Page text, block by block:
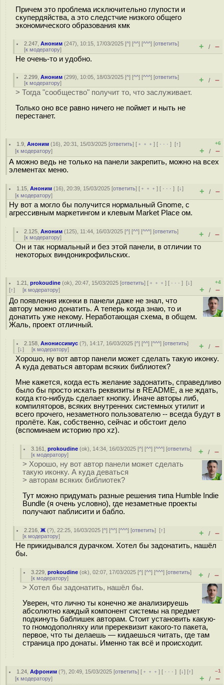
Причем это проблема исключительно глупости и
скупердяйства, а это следстчие низкого общего
экономического образования кмк
2.247 ,Аноним (247), 10:15, 17/03/2025 [^] [^^] [^^^] [ответить]
[к модератору] + / –
Не очень-то и удобно.
2.299 ,Аноним (299), 10:05, 18/03/2025 [^] [^^] [^^^] [ответить]
[к модератору] + / –
> Тогда "сообщество" получит то, что заслуживает.
Только оно все равно ничего не поймет и ныть не
перестанет.
1.9 ,Аноним (16), 20:31, 15/03/2025 [ответить] [ ﹢﹢﹢] [ · · ·][↑]
[к модератору]
+6
+ / –
А можно ведь не только на панели закрепить, можно на всех
элементах меню.
1.15 ,Аноним (16), 20:39, 15/03/2025 [ответить] [ ﹢﹢﹢] [ · · ·][↓]
[к модератору] + / –
Ну вот а могло бы получится нормальный Gnome, с
агрессивным маркетингом и клевым Market Place ом.
2.125 ,Аноним (125), 11:44, 16/03/2025 [^] [^^] [^^^] [ответить]
[к модератору] + / –
Он и так нормальный и без этой панели, в отличии то
некоторых виндоникрофильских.
1.21 ,prokoudine (ok), 20:47, 15/03/2025 [ответить] [ ﹢﹢﹢] [ · · ·][↓]
[↑] [к модератору]
+4
+ / –
До появления иконки в панели даже не знал, что
автору можно донатить. А теперь когда знаю, то и
донатить уже некому. Неработающая схема, в общем.
Жаль, проект отличный.
2.158 ,Анониссимус (?), 14:17, 16/03/2025 [^] [^^] [^^^] [ответить]
[↓] [к модератору] + / –
Хорошо, ну вот автор панели может сделать такую иконку.
А куда деваться авторам всяких библиотек?
Мне кажется, когда есть желание задонатить, справедливо
было бы просто искать реквизиты в README, а не ждать,
когда кто-нибудь сделает кнопку. Иначе авторы либ,
компиляторов, всяких внутренних системных утилит и
всего прочего, незаметного пользователю -- всегда будут в
пролёте. Как, собственно, сейчас и обстоит дело
(вспоминаем историю про xz).
3.161 ,prokoudine (ok), 14:34, 16/03/2025 [^] [^^] [^^^] [ответить]
[к модератору] + / –
> Хорошо, ну вот автор панели может сделать
такую иконку. А куда деваться
> авторам всяких библиотек?
Тут можно придумать разные решения типа Humble Indie
Bundle (я очень условно), где незаметные проекты
получают паблисити и бабло.
2.216 ,Ж (?), 22:25, 16/03/2025 [^] [^^] [^^^] [ответить][↑]
[к модератору] + / –
Не прикидывался дypaчкoм. Хотел бы задонатить, нашёл
бы.
3.229 ,prokoudine (ok), 02:07, 17/03/2025 [^] [^^] [^^^] [ответить]
[к модератору] + / –
> Хотел бы задонатить, нашёл бы.
Уверен, что лично ты конечно же анализируешь
абсолютно каждый компонент системы на предмет
подкинуть баблишек авторам. Стоит установить какую-
то гномодополняху или пререквизит какого-то пакета,
первое, что ты делаешь — кидаешься читать, где там
страница про донаты. Именно так всё и происходит.
1.24 ,Афроним (?), 20:49, 15/03/2025 [ответить] [ ﹢﹢﹢] [ · · ·][↓] [↑]
[к модератору]
–1
+ / –